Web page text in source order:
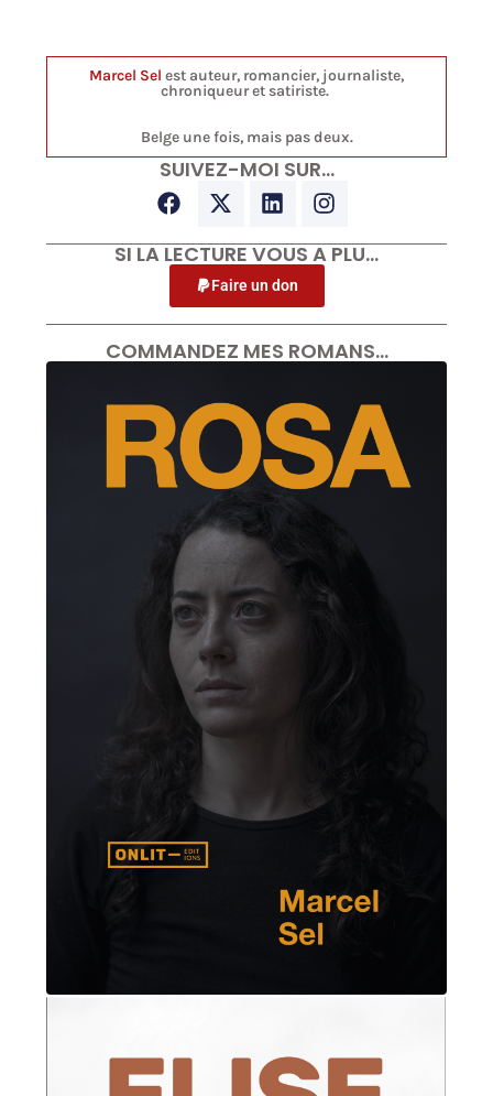
Marcel Sel est auteur, romancier, journaliste,
chroniqueur et satiriste.
Belge une fois, mais pas deux.
SUIVEZ-MOI SUR…
SI LA LECTURE VOUS A PLU…
Faire un don
COMMANDEZ MES ROMANS…